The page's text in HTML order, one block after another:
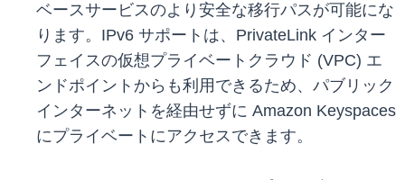
ベースサービスのより安全な移行パスが可能にな
ります。IPv6 サポートは、PrivateLink インター
フェイスの仮想プライベートクラウド (VPC) エ
ンドポイントからも利用できるため、パブリック
インターネットを経由せずに Amazon Keyspaces
にプライベートにアクセスできます。